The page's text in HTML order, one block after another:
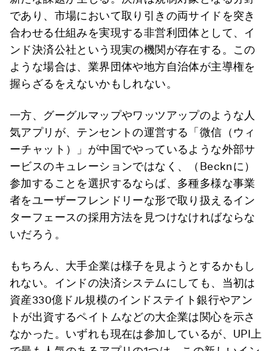
であり、市場において取り引きの両サイドを突き
合わせる仕組みを実現する非営利団体として、イ
ンド決済公社という現実の機関が存在する。この
ような場合は、業界団体や地方自治体が主導権を
握らざるをえないかもしれない。
一方、グーグルマップやワッツアップのような人
気アプリが、テンセントの運営する「微信（ウィ
ーチャット）」が中国でやっているような外部サ
ービスのキュレーションではなく、（Becknに）
参加することを選択するならば、多種多様な事業
者をユーザーフレンドリーな形で取り扱えるイン
ターフェースの採用方法を見つけなければならな
いだろう。
もちろん、大手企業は様子を見ようとするかもし
れない。インドの決済システムにしても、当初は
資産330億ドル規模のインドステイト銀行やアン
トが出資するペイトムなどの大企業は関心を示さ
なかった。いずれも現在は参加しているが、UPI上